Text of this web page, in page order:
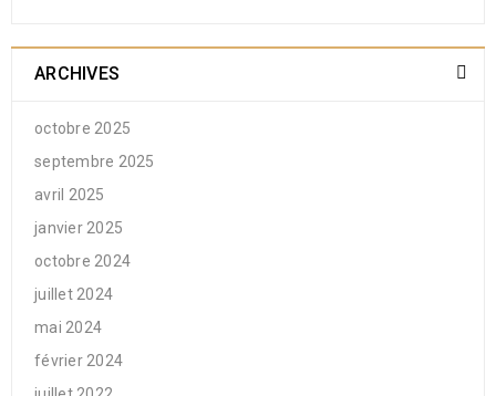
ARCHIVES
octobre 2025
septembre 2025
avril 2025
janvier 2025
octobre 2024
juillet 2024
mai 2024
février 2024